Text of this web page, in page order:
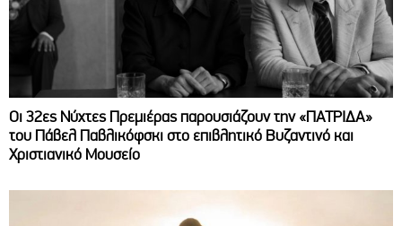
Οι 32ες Νύχτες Πρεμιέρας παρουσιάζουν την «ΠΑΤΡΙΔΑ»
του Πάβελ Παβλικόφσκι στο επιβλητικό Βυζαντινό και
Χριστιανικό Μουσείο